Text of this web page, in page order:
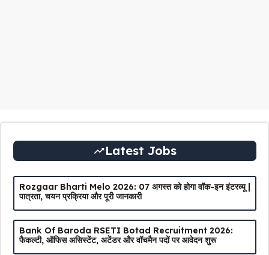
Latest Jobs
Rozgaar Bharti Melo 2026: 07 अगस्त को होगा वॉक-इन इंटरव्यू |
पात्रता, चयन प्रक्रिया और पूरी जानकारी
Bank Of Baroda RSETI Botad Recruitment 2026:
फैकल्टी, ऑफिस असिस्टेंट, अटेंडर और वॉचमैन पदों पर आवेदन शुरू